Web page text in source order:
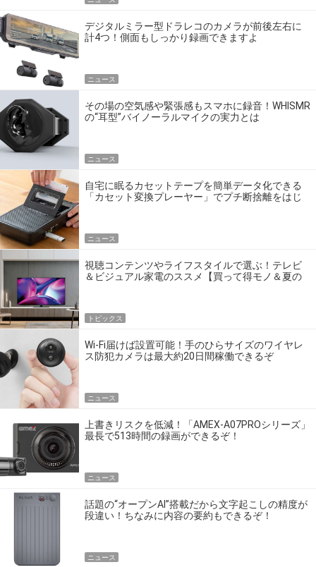
デジタルミラー型ドラレコのカメラが前後左右に
計4つ！側面もしっかり録画できますよ
ニュース
その場の空気感や緊張感もスマホに録音！WHISMR
の“耳型”バイノーラルマイクの実力とは
ニュース
自宅に眠るカセットテープを簡単データ化できる
「カセット変換プレーヤー」でプチ断捨離をはじ
ニュース
視聴コンテンツやライフスタイルで選ぶ！テレビ
＆ビジュアル家電のススメ【買って得モノ＆夏の
トピックス
Wi-Fi届けば設置可能！手のひらサイズのワイヤレ
ス防犯カメラは最大約20日間稼働できるぞ
ニュース
上書きリスクを低減！「AMEX-A07PROシリーズ」
最長で513時間の録画ができるぞ！
ニュース
話題の“オープンAI”搭載だから文字起こしの精度が
段違い！ちなみに内容の要約もできるぞ！
ニュース